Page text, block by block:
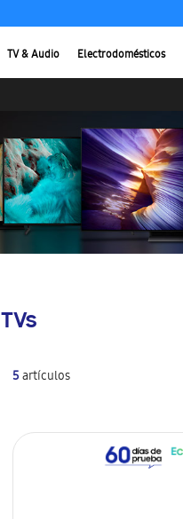
TV & Audio Electrodomésticos
TVs
5artículos